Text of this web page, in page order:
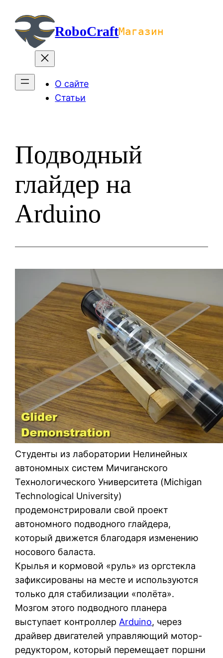
содержимомуRoboCraftМагазин
О сайте
Статьи
Подводный
глайдер на
Arduino
Студенты из лаборатории Нелинейных
автономных систем Мичиганского
Технологического Университета (Michigan
Technological University)
продемонстрировали свой проект
автономного подводного глайдера,
который движется благодаря изменению
носового баласта.
Крылья и кормовой «руль» из оргстекла
зафиксированы на месте и используются
только для стабилизации «полёта».
Мозгом этого подводного планера
выступает контроллерArduino, через
драйвер двигателей управляющий мотор-
редуктором, который перемещает поршни